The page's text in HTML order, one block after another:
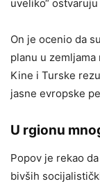
uveliko“
On je ocenio da
planu u
Kine i Turske
jasne evropske
U rgionu
Popov je rekao
bivših